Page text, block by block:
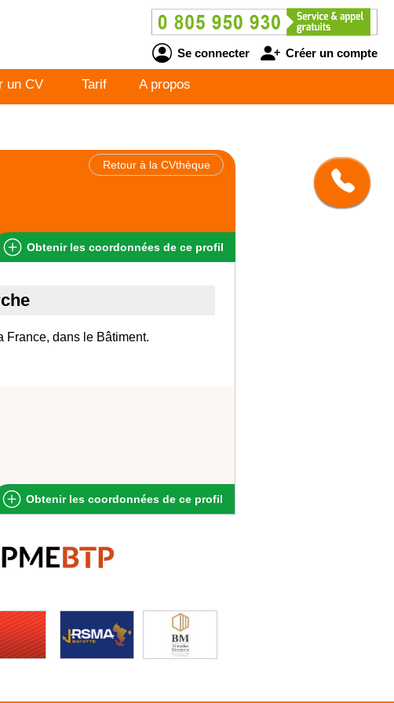
Se connecter Créer un compte
un CV Tarif A propos
Retour à la CVthèque
Obtenir les coordonnées de ce profil
France, dans le Bâtiment.
Obtenir les coordonnées de ce profil